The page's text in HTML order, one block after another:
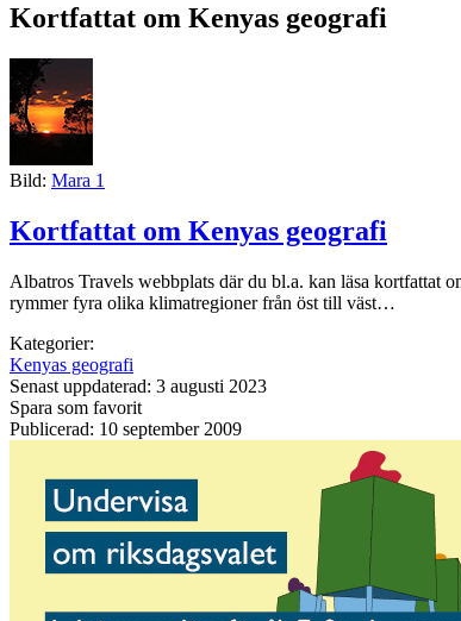
Kortfattat om Kenyas geografi
Bild: Mara 1
Kortfattat om Kenyas geografi
Albatros Travels webbplats där du bl.a. kan läsa kortfattat
rymmer fyra olika klimatregioner från öst till väst…
Kategorier:
Kenyas geografi
Senast uppdaterad: 3 augusti 2023
Spara som favorit
Publicerad: 10 september 2009